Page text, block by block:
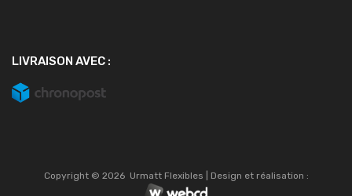
LIVRAISON AVEC :
Copyright © 2026 Urmatt Flexibles | Design et réalisation :